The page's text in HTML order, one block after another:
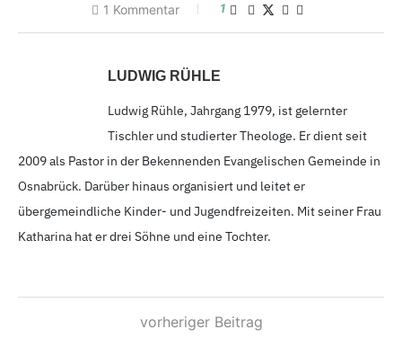
1 Kommentar 1
LUDWIG RÜHLE
Ludwig Rühle, Jahrgang 1979, ist gelernter
Tischler und studierter Theologe. Er dient seit
2009als Pastor in der Bekennenden Evangelischen Gemeinde in
Osnabrück. Darüber hinaus organisiert und leitet er
übergemeindliche Kinder- und Jugendfreizeiten. Mit seiner Frau
Katharina hat er drei Söhne und eine Tochter.
vorheriger Beitrag